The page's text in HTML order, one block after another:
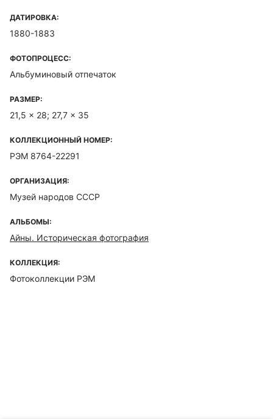
ДАТИРОВКА:
1880-1883
ФОТОПРОЦЕСС:
Альбуминовый отпечаток
РАЗМЕР:
21,5 x 28; 27,7 x 35
КОЛЛЕКЦИОННЫЙ НОМЕР:
РЭМ 8764-22291
ОРГАНИЗАЦИЯ:
Музей народов СССР
АЛЬБОМЫ:
Айны. Историческая фотография
КОЛЛЕКЦИЯ:
Фотоколлекции РЭМ